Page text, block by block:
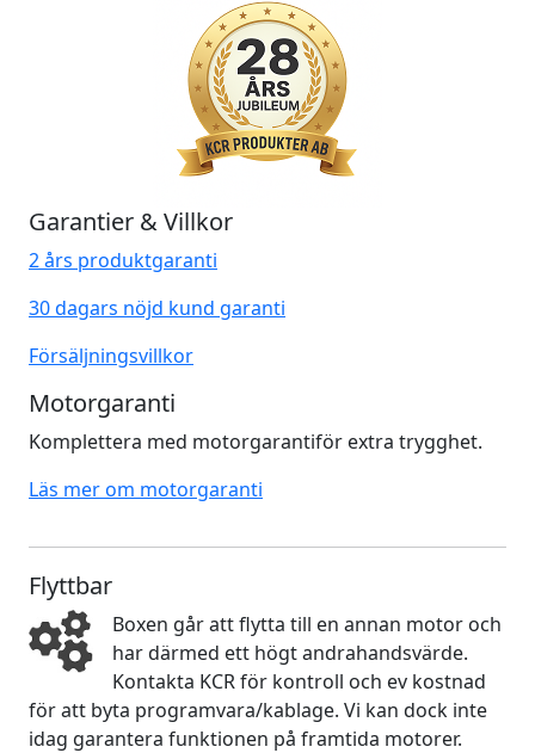
Garantier & Villkor
2 års produktgaranti
30 dagars nöjd kund garanti
Försäljningsvillkor
Motorgaranti
Komplettera med motorgarantiför extra trygghet.
Läs mer om motorgaranti
Flyttbar
Boxen går att flytta till en annan motor och
har därmed ett högt andrahandsvärde.
Kontakta KCR för kontroll och ev kostnad
för att byta programvara/kablage. Vi kan dock inte
idag garantera funktionen på framtida motorer.